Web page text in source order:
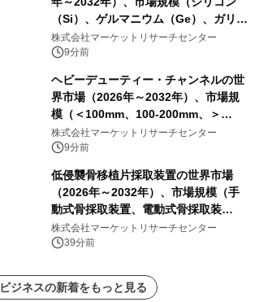
（Si）、ゲルマニウム（Ge）、ガリウ
ムヒ素（GaAs）、炭化ケイ素
（SiC）、窒化ガリウム（GaN））・
株式会社マーケットリサーチセンター
9分前
ヘビーデューティー・チャンネルの世
界市場（2026年～2032年）、市場規
模（＜100mm、100-200mm、＞
200mm）・分析レポートを発表
株式会社マーケットリサーチセンター
9分前
低侵襲骨移植片採取装置の世界市場
（2026年～2032年）、市場規模（手
動式骨採取装置、電動式骨採取装
置）・分析レポートを発表
株式会社マーケットリサーチセンター
39分前
ビジネスの新着をもっと見る